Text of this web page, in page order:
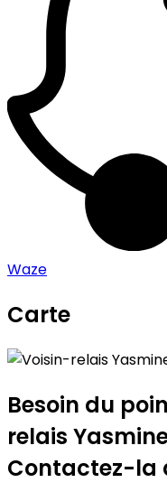
Waze
Carte
+
−
Besoin du
relais
Contactez-la